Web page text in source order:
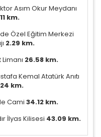
Asım Okur Meydanı
km.
Özel Eğitim Merkezi
2.29 km.
Limanı 26.58 km.
Kemal Atatürk Anıtı
km.
Cami 34.12 km.
İlyas Kilisesi 43.09 km.